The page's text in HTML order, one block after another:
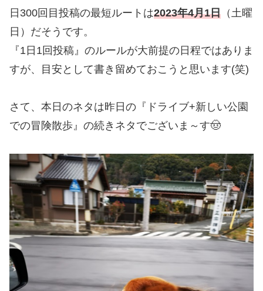
日300回目投稿の最短ルートは2023年4月1日 （土曜
日）だそうです。
『1日1回投稿』のルールが大前提の日程ではありま
すが、目安として書き留めておこうと思います(笑)
さて、本日のネタは昨日の『ドライブ+新しい公園
での冒険散歩』の続きネタでございま～す🤠